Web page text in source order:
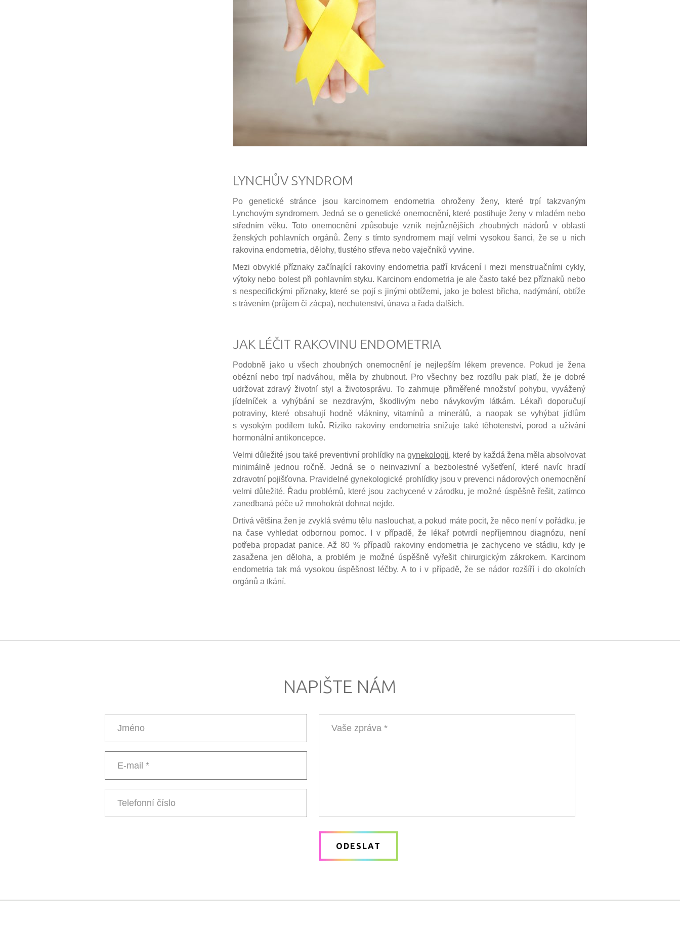
LYNCHŮV SYNDROM
Po genetické stránce jsou karcinomem endometria ohroženy ženy, které trpí takzvaným
Lynchovým syndromem. Jedná se o genetické onemocnění, které postihuje ženy v mladém nebo
středním věku. Toto onemocnění způsobuje vznik nejrůznějších zhoubných nádorů v oblasti
ženských pohlavních orgánů. Ženy s tímto syndromem mají velmi vysokou šanci, že se u nich
rakovina endometria, dělohy, tlustého střeva nebo vaječníků vyvine.
Mezi obvyklé příznaky začínající rakoviny endometria patří krvácení i mezi menstruačními cykly,
výtoky nebo bolest při pohlavním styku. Karcinom endometria je ale často také bez příznaků nebo
s nespecifickými příznaky, které se pojí s jinými obtížemi, jako je bolest břicha, nadýmání, obtíže
s trávením (průjem či zácpa), nechutenství, únava a řada dalších.
JAK LÉČIT RAKOVINU ENDOMETRIA
Podobně jako u všech zhoubných onemocnění je nejlepším lékem prevence. Pokud je žena
obézní nebo trpí nadváhou, měla by zhubnout. Pro všechny bez rozdílu pak platí, že je dobré
udržovat zdravý životní styl a životosprávu. To zahrnuje přiměřené množství pohybu, vyvážený
jídelníček a vyhýbání se nezdravým, škodlivým nebo návykovým látkám. Lékaři doporučují
potraviny, které obsahují hodně vlákniny, vitamínů a minerálů, a naopak se vyhýbat jídlům
s vysokým podílem tuků. Riziko rakoviny endometria snižuje také těhotenství, porod a užívání
hormonální antikoncepce.
Velmi důležité jsou také preventivní prohlídky na gynekologii, které by každá žena měla absolvovat
minimálně jednou ročně. Jedná se o neinvazivní a bezbolestné vyšetření, které navíc hradí
zdravotní pojišťovna. Pravidelné gynekologické prohlídky jsou v prevenci nádorových onemocnění
velmi důležité. Řadu problémů, které jsou zachycené v zárodku, je možné úspěšně řešit, zatímco
zanedbaná péče už mnohokrát dohnat nejde.
Drtivá většina žen je zvyklá svému tělu naslouchat, a pokud máte pocit, že něco není v pořádku, je
na čase vyhledat odbornou pomoc. I v případě, že lékař potvrdí nepříjemnou diagnózu, není
potřeba propadat panice. Až 80 % případů rakoviny endometria je zachyceno ve stádiu, kdy je
zasažena jen děloha, a problém je možné úspěšně vyřešit chirurgickým zákrokem. Karcinom
endometria tak má vysokou úspěšnost léčby. A to i v případě, že se nádor rozšíří i do okolních
orgánů a tkání.
NAPIŠTE NÁM
zpráva
ODESLAT